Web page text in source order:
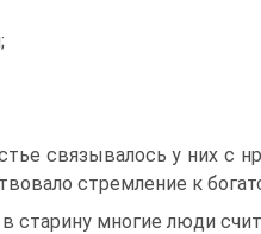
связывалось у них с
стремление к
старину многие люди